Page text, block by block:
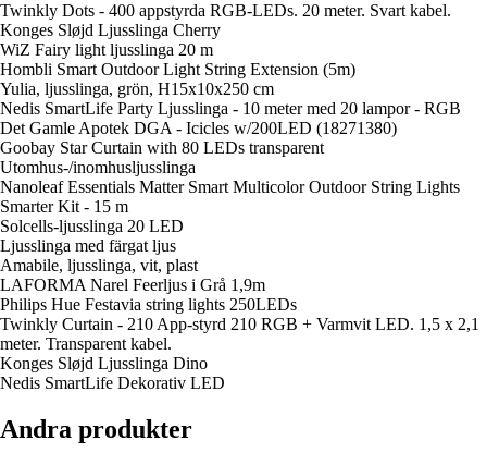
Twinkly Dots - 400 appstyrda RGB-LEDs. 20 meter. Svart kabel.
Konges Sløjd Ljusslinga Cherry
WiZ Fairy light ljusslinga 20 m
Hombli Smart Outdoor Light String Extension (5m)
Yulia, ljusslinga, grön, H15x10x250 cm
Nedis SmartLife Party Ljusslinga - 10 meter med 20 lampor - RGB
Det Gamle Apotek DGA - Icicles w/200LED (18271380)
Goobay Star Curtain with 80 LEDs transparent
Utomhus-/inomhusljusslinga
Nanoleaf Essentials Matter Smart Multicolor Outdoor String Lights
Smarter Kit - 15 m
Solcells-ljusslinga 20 LED
Ljusslinga med färgat ljus
Amabile, ljusslinga, vit, plast
LAFORMA Narel Feerljus i Grå 1,9m
Philips Hue Festavia string lights 250LEDs
Twinkly Curtain - 210 App-styrd 210 RGB + Varmvit LED. 1,5 x 2,1
meter. Transparent kabel.
Konges Sløjd Ljusslinga Dino
Nedis SmartLife Dekorativ LED
Andra produkter